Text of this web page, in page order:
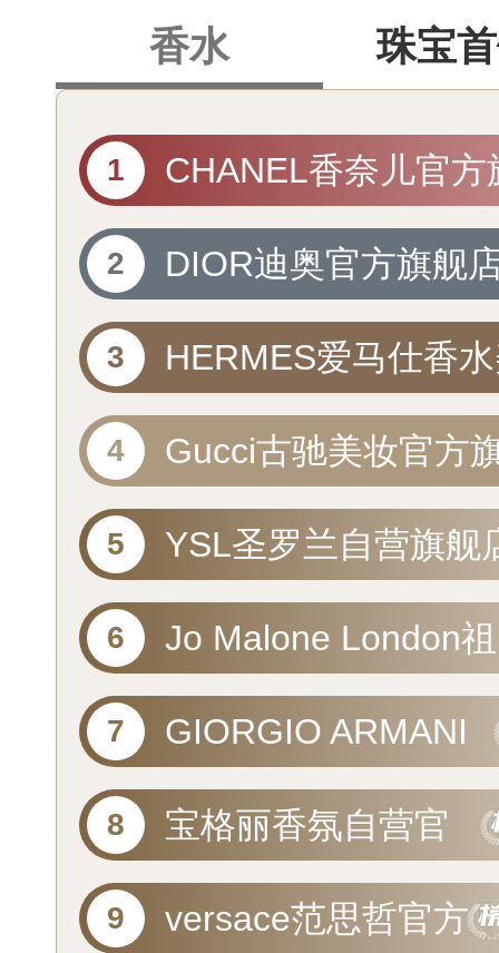
香水 珠宝
CHANEL香奈儿官方
店
DIOR迪奥官方旗舰
HERMES爱马仕香
妆自营官方旗舰店
Gucci古驰美妆官方
舰店
YSL圣罗兰自营旗舰
Jo Malone London祖
玛珑自营旗舰店
GIORGIO ARMANI
阿玛尼美妆官方旗舰
店
宝格丽香氛自营官
方旗舰店
versace范思哲官方